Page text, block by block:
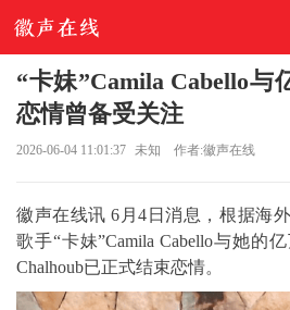
“卡妹”Camila Cabello与
恋情曾备受关注
2026-06-04 11:01:37 未知 作者:徽声在线
徽声在线讯 6月4日消息，根据海
歌手“卡妹”Camila Cabello与她的
Chalhoub已正式结束恋情。